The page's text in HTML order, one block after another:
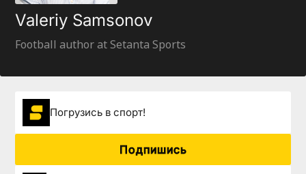
Valeriy Samsonov
Football author at Setanta Sports
Погрузиcь в спорт!
Подпишись